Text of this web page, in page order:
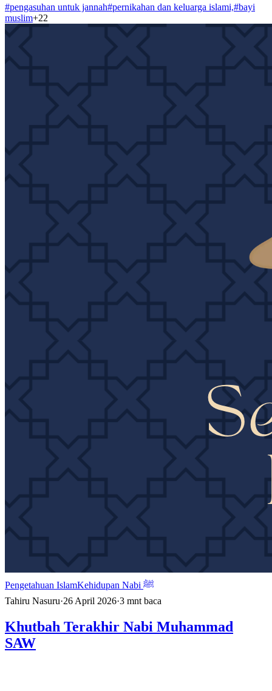
#pengasuhan untuk jannah#pernikahan dan keluarga islami,#bayi
muslim+22
Pengetahuan Islam
Kehidupan Nabi ﷺ
Tahiru Nasuru·26 April 2026·3 mnt baca
Khutbah Terakhir Nabi Muhammad
SAW